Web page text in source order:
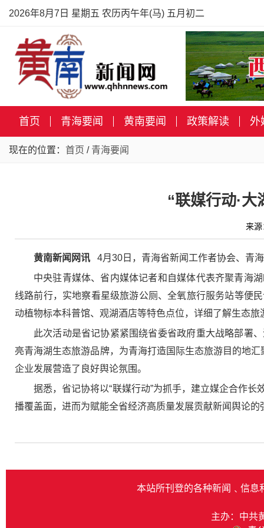
2026年8月7日 星期五 农历丙午年(马) 五月初二
首页 青海要闻 黄南要闻 政策解读 外
现在的位置： 首页 / 青海要闻
“联媒行动·
来
黄南新闻网讯
4月30日，青海省新闻工作者协会、青
中央驻青媒体、省内媒体记者和自媒体代表齐聚青海
线路前行，实地察看星级旅游公厕、全氧旅行服务站等便
动植物标本科普馆、观湖酒店等特色点位，详细了解生态
此次活动是省记协紧紧围绕省委省政府重大战略部署
亮青海湖生态旅游品牌，为青海打造国际生态旅游目的地
企业发展营造了良好舆论氛围。
据悉，省记协将以“联媒行动”为抓手，建立媒企合作
播覆盖面，进而为赋能全省经济高质量发展贡献新闻舆论的
本站所刊登的各种新闻﹑信息
主办：中共